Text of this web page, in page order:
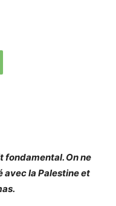
fondamental. On ne
avec la Palestine et